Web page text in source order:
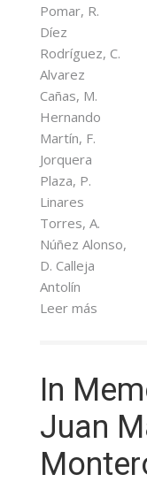
Pomar, R.
Díez
Rodríguez, C.
Alvarez
Cañas, M.
Hernando
Martín, F.
Jorquera
Plaza, P.
Linares
Torres, A.
Núñez Alonso,
D. Calleja
Antolín
Leer más
In
Juan